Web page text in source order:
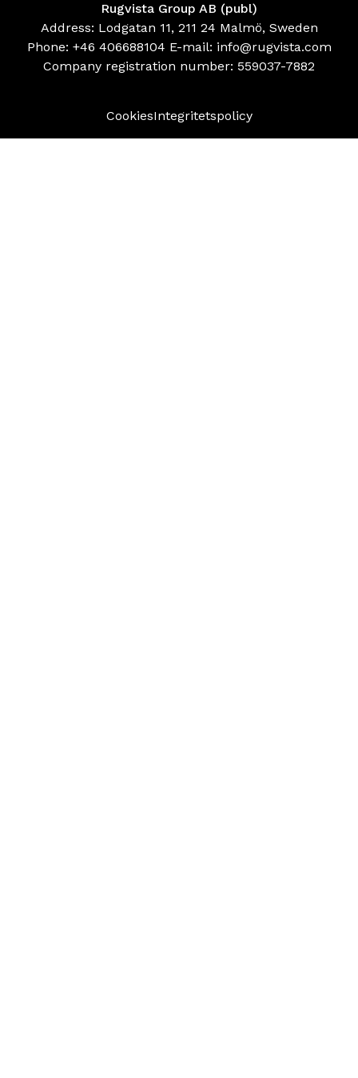
Rugvista Group AB (publ)
Address: Lodgatan 11, 211 24 Malmö, Sweden
Phone: +46 406688104 E-mail: info@rugvista.com
Company registration number: 559037-7882
CookiesIntegritetspolicy